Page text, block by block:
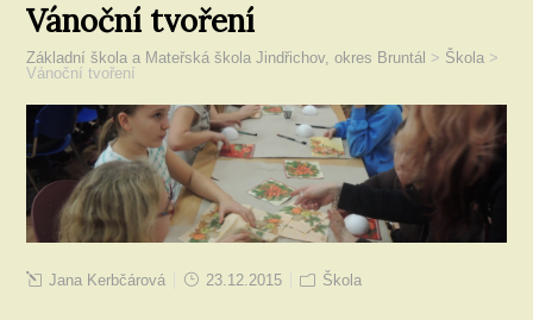
Vánoční tvoření
Základní škola a Mateřská škola Jindřichov, okres Bruntál > Škola >
Vánoční tvoření
Jana Kerbčárová 23.12.2015 Škola